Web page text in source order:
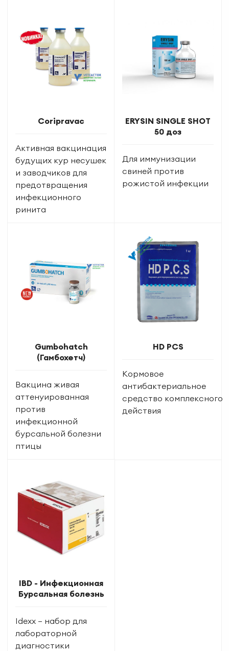
Coripravac
Активная вакцинация
будущих кур несушек
и заводчиков для
предотвращения
инфекционного
ринита
ERYSIN SINGLE SHOT
50 доз
Для иммунизации
свиней против
рожистой инфекции
Gumbohatch
(Гамбохетч)
Вакцина живая
аттенуированная
против
инфекционной
бурсальной болезни
птицы
HD PCS
Кормовое
антибактериальное
средство комплексного
действия
IBD - Инфекционная
Бурсальная болезнь
Idexx — набор для
лабораторной
диагностики